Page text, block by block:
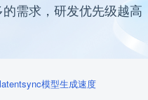
需求，研发优先级越高
模型生成速度